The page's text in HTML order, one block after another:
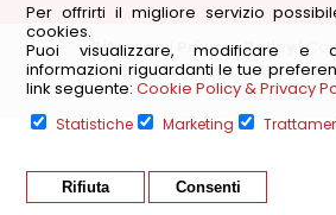
Per offrirti il migliore servizio
cookies.
Puoi visualizzare, modificare e
informazioni riguardanti le tue
link seguente:Cookie Policy & Privacy
Statistiche Marketing
Rifiuta Consenti
Sitemap| Privacy Policy
|
Autoidea | Website byGrazioli
Dreamers”